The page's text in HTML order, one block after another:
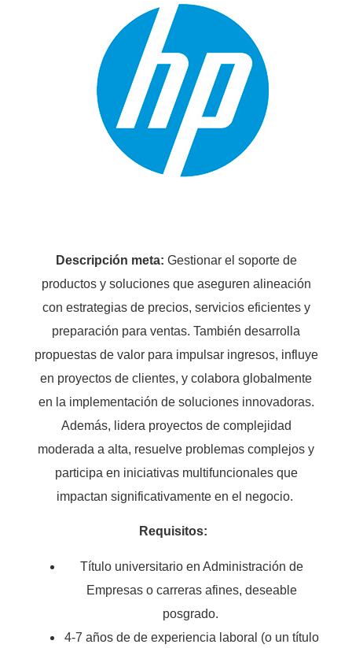
Descripción meta: Gestionar el soporte de
productos y soluciones que aseguren alineación
con estrategias de precios, servicios eficientes y
preparación para ventas. También desarrolla
propuestas de valor para impulsar ingresos, influye
en proyectos de clientes, y colabora globalmente
en la implementación de soluciones innovadoras.
Además, lidera proyectos de complejidad
moderada a alta, resuelve problemas complejos y
participa en iniciativas multifuncionales que
impactan significativamente en el negocio.
Requisitos:
Título universitario en Administración de
Empresas o carreras afines, deseable
posgrado.
4-7 años de de experiencia laboral (o un título